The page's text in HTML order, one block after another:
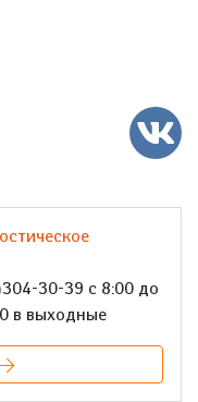
30-39 с 8:00 до
в выходные